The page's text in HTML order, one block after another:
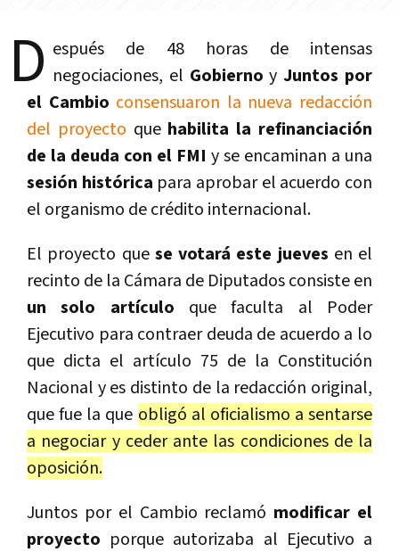
D espués de 48 horas de intensas
negociaciones, el GobiernoyJuntos por
el Cambio consensuaron la nueva redacción
del proyecto que habilita la refinanciación
de la deuda con el FMI y se encaminan a una
sesión histórica para aprobar el acuerdo con
el organismo de crédito internacional.
El proyecto que se votará este jueves en el
recinto de la Cámara de Diputados consiste en
un solo artículo que faculta al Poder
Ejecutivo para contraer deuda de acuerdo a lo
que dicta el artículo 75 de la Constitución
Nacional y es distinto de la redacción original,
que fue la que obligó al oficialismo a sentarse
a negociar y ceder ante las condiciones de la
oposición.
Juntos por el Cambio reclamó modificar el
proyecto porque autorizaba al Ejecutivo a